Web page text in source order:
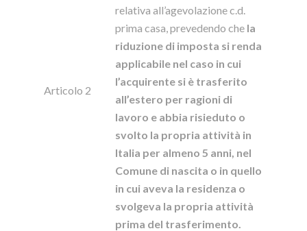
Articolo 2
relativa all’agevolazione c.d.
prima casa, prevedendo che la
riduzione di imposta si renda
applicabile nel caso in cui
l’acquirente si è trasferito
all’estero per ragioni di
lavoro e abbia risieduto o
svolto la propria attività in
Italia per almeno 5 anni, nel
Comune di nascita o in quello
in cui aveva la residenza o
svolgeva la propria attività
prima del trasferimento.